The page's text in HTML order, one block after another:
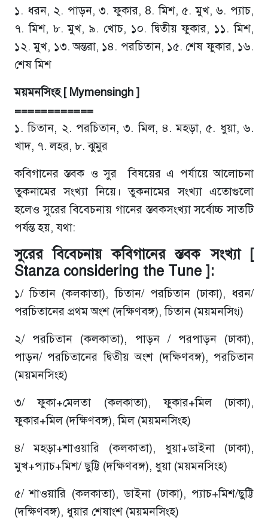
১. ধরন, ২. পাড়ন, ৩. ফুকার, 8. মিশ, ৫. মুখ, ৬. প্যাচ,
৭. মিশ, ৮. মুখ, ৯. খোচ, ১০. দ্বিতীয় ফুকার, ১১. মিশ,
১২. মুখ, ১৩. অন্তরা, ১৪. পরচিতান, ১৫. শেষ ফুকার, ১৬.
শেষ মিশ
ময়মনসিংহ [ Mymensingh ]
============
১. চিতান, ২. পরচিতান, ৩. মিল, ৪. মহড়া, ৫. ধুয়া, ৬.
খাদ, ৭. লহর, ৮. ঝুমুর
কবিগানের স্তবক ও সুর বিষয়ের এ পর্যায়ে আলোচনা
তুকনামের সংখ্যা নিয়ে। তুকনামের সংখ্যা এতোগুলো
হলেও সুরের বিবেচনায় গানের স্তবকসংখ্যা সর্বোচ্চ সাতটি
পর্যন্ত হয়, যথা:
সুরের বিবেচনায় কবিগানের স্তবক সংখ্যা [
Stanza considering the Tune ]:
১/ চিতান (কলকাতা), চিতান/ পরচিতান (ঢাকা), ধরন/
পরচিতানের প্রথম অংশ (দক্ষিণবঙ্গ), চিতান (ময়মনসিংi)
২/ পরচিতান (কলকাতা), পাড়ন / পরপাড়ন (ঢাকা),
পাড়ন/ পরচিতানের দ্বিতীয় অংশ (দক্ষিণবঙ্গ), পরচিতান
(ময়মনসিংহ)
৩/ ফুকা+মেলতা (কলকাতা), ফুকার+মিল (ঢাকা),
ফুকার+মিল (দক্ষিণবঙ্গ), মিল (ময়মনসিংহ)
৪/ মহড়া+শাওয়ারি (কলকাতা), ধুয়া+ডাইনা (ঢাকা),
মুখ+প্যাচ+মিশ/ ছুট্টি (দক্ষিণবঙ্গ), ধুয়া (ময়মনসিংহ)
৫/ শাওয়ারি (কলকাতা), ডাইনা (ঢাকা), প্যাচ+মিশ/ছুট্টি
(দক্ষিণবঙ্গ), ধুয়ার শেষাংশ (ময়মনসিংহ)